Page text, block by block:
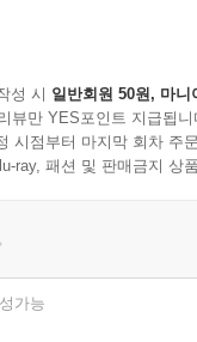
성 시 일반회원 50원, 마니
뷰만 YES포인트 지급됩니
시점부터 마지막 회차 주
ray, 패션 및 판매금지 상
가능